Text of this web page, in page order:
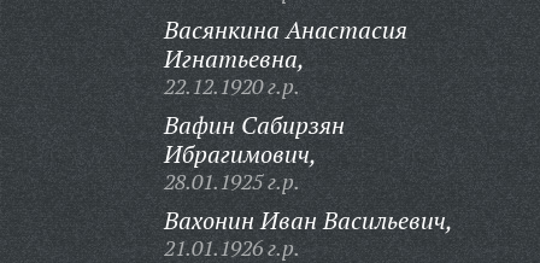
Васянкина Анастасия
Игнатьевна,
22.12.1920 г.р.
Вафин Сабирзян
Ибрагимович,
28.01.1925 г.р.
Вахонин Иван Васильевич,
21.01.1926 г.р.